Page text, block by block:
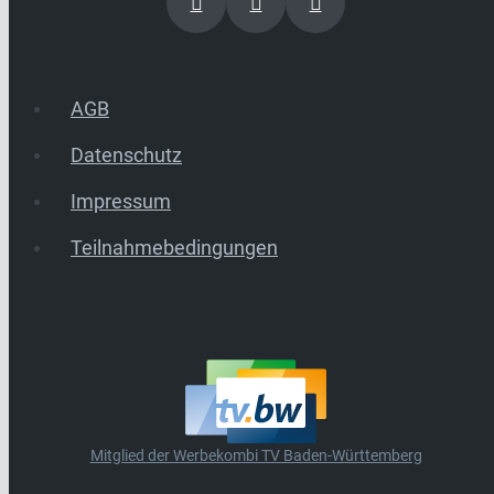
AGB
Datenschutz
Impressum
Teilnahmebedingungen
Mitglied der Werbekombi TV Baden-Württemberg